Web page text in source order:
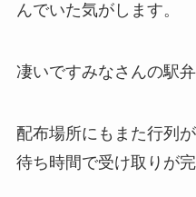
んでいた気がします。
凄いですみなさんの駅弁
配布場所にもまた行列
待ち時間で受け取りが完